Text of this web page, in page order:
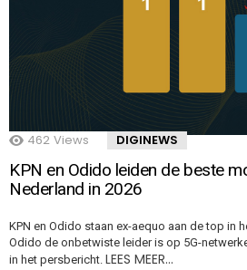
462 Views DIGINEWS
KPN en Odido leiden de beste
Nederland in 2026
KPN en Odido staan ex-aequo aan de top in
Odido de onbetwiste leider is op 5G-
in het persbericht. LEES MEER…